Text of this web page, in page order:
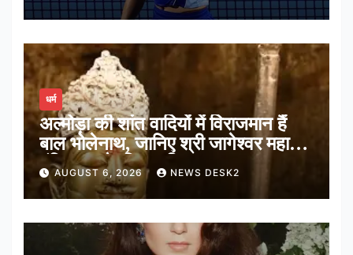
धर्म
अल्मोड़ा की शांत वादियों में विराजमान हैं
बाल भोलेनाथ, जानिए श्री जागेश्वर महादेव
मंदिर का पौराणिक इतिहास
AUGUST 6, 2026 NEWS DESK2